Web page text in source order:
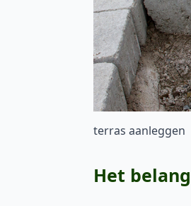
terras aanleggen
Het